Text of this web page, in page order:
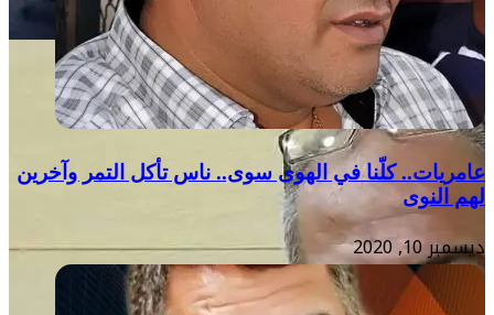
عامريات.. كلّنا في الهوى سوى.. ناس تأكل التمر وآخرين
لهم النوى
ديسمبر 10, 2020